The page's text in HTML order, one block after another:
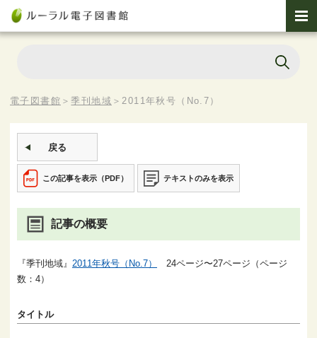
電子図書館 ＞季刊地域 ＞2011年秋号（No.7）
戻る
この記事を表示（PDF） テキストのみを表示
記事の概要
『季刊地域』 2011年秋号（No.7）
24ページ〜27ページ（ページ
数：4）
タイトル